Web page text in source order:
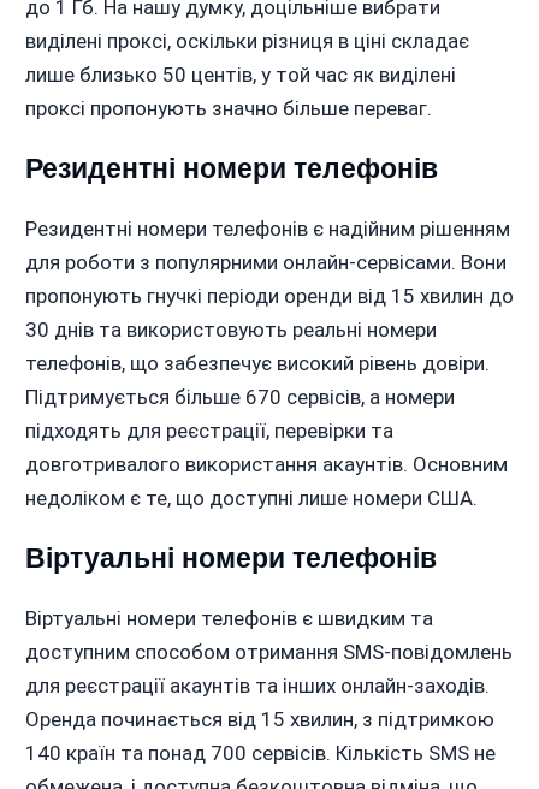
до 1 Гб. На нашу думку, доцільніше вибрати
виділені проксі, оскільки різниця в ціні складає
лише близько 50 центів, у той час як виділені
проксі пропонують значно більше переваг.
Резидентні номери телефонів
Резидентні номери телефонів є надійним рішенням
для роботи з популярними онлайн-сервісами. Вони
пропонують гнучкі періоди оренди від 15 хвилин до
30 днів та використовують реальні номери
телефонів, що забезпечує високий рівень довіри.
Підтримується більше 670 сервісів, а номери
підходять для реєстрації, перевірки та
довготривалого використання акаунтів. Основним
недоліком є те, що доступні лише номери США.
Віртуальні номери телефонів
Віртуальні номери телефонів є швидким та
доступним способом отримання SMS-повідомлень
для реєстрації акаунтів та інших онлайн-заходів.
Оренда починається від 15 хвилин, з підтримкою
140 країн та понад 700 сервісів. Кількість SMS не